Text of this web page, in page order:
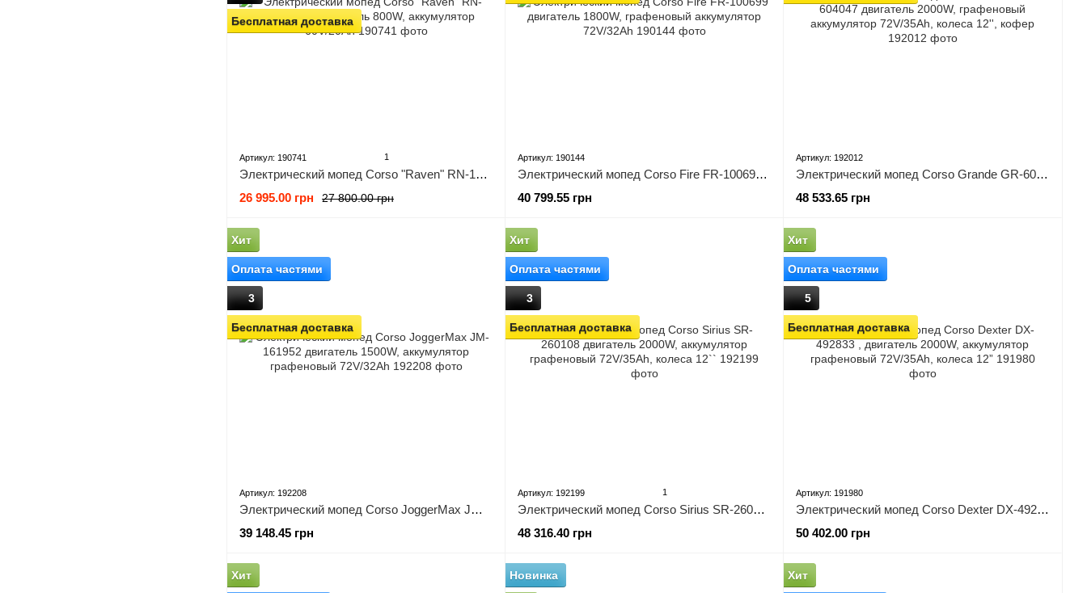
Бесплатная доставка
Артикул: 190741 1
Электрический мопед Corso "Raven" RN-126640(1), двигатель 800W, аккумулятор 60V/20Ah
27 800.00 грн
26 995.00 грн
Артикул: 190144
Электрический мопед Corso Fire FR-100699 двигатель 1800W, графеновый аккумулятор 72V/32Ah
40 799.55 грн
Артикул: 192012
Электрический мопед Corso Grande GR-604047 двигатель 2000W, графеновый аккумулятор 72V/35Ah, колеса 12'', кофер
48 533.65 грн
Хит
Оплата частями
3
Бесплатная доставка
Артикул: 192208
Электрический мопед Corso JoggerMax JM-161952 двигатель 1500W, аккумулятор графеновый 72V/32Ah
39 148.45 грн
Хит
Оплата частями
3
Бесплатная доставка
Артикул: 192199 1
Электрический мопед Corso Sirius SR-260108 двигатель 2000W, аккумулятор графеновый 72V/35Ah, колеса 12``
48 316.40 грн
Хит
Оплата частями
5
Бесплатная доставка
Артикул: 191980
Электрический мопед Corso Dexter DX-492833 , двигатель 2000W, аккумулятор графеновый 72V/35Ah, колеса 12”
50 402.00 грн
Хит Новинка Хит